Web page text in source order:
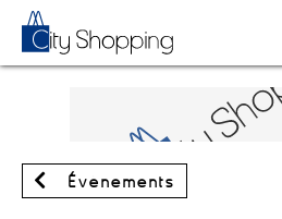
Évènements